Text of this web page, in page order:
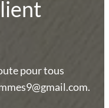
pour tous